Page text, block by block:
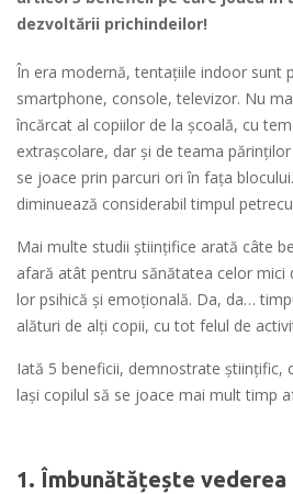
dezvoltării prichindeilor!
În era modernă, tentațiile indoor sunt
smartphone, console, televizor. Nu
încărcat al copiilor de la școală, cu
extrașcolare, dar și de teama
se joace prin parcuri ori în fața
diminuează considerabil timpul
Mai multe studii științifice arată câte
afară atât pentru sănătatea celor mici
lor psihică și emoțională. Da, da…
alături de alți copii, cu tot felul de
Iată 5 beneficii, demnostrate științific,
lași copilul să se joace mai mult timp
1. Îmbunătățește vederea